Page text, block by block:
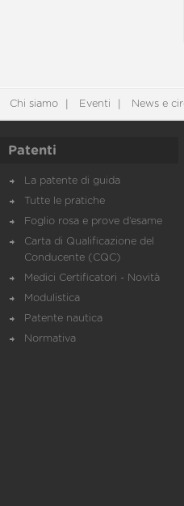
Chi siamo Eventi News e
Patenti
La patente di guida
Tutte le pratiche
Foglio rosa e prove d’esame
Carta di Qualificazione del
Conducente (CQC)
Medici Certificatori - Novità
Modulistica
Patente nautica
Normativa